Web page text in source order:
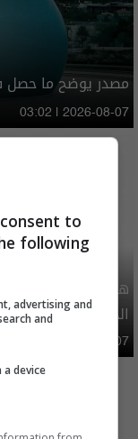
مصدر يوضح ما حصل
03:02 | 2026-08-07
هيئة الحج تصدر
الحج
06:40 | 2026-08-07
to
following
advertising and
and
device